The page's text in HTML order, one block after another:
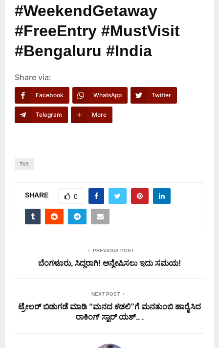
#WeekendGetaway
#FreeEntry #MustVisit
#Bengaluru #India
Share via:
Facebook WhatsApp Twitter
Telegram More
TV9
SHARE 0
PREVIOUS POST
ಬೆಂಗಳೂರು, ಸಿದ್ಧರಾಗಿ! ಅನ್ವೇಷಿಸಲು ಇದು ಸಮಯ!
NEXT POST
ಟ್ರೇಲರ್ ಬಿಡುಗಡೆ ಮಾಡಿ‌ “ಮನದ ಕಡಲಿ”ಗೆ ಮನತುಂಬಿ ಹಾರೈಸಿದ
ರಾಕಿಂಗ್ ಸ್ಟಾರ್ ಯಶ್.. .